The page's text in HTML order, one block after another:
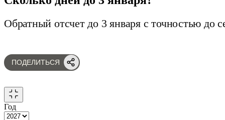
Обратный отсчет до 3 января с точностью до
ПОДЕЛИТЬСЯ
Год